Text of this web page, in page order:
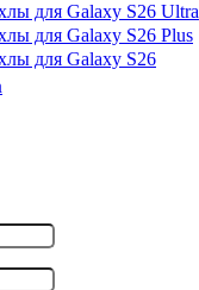
для Galaxy S26 Ultra
для Galaxy S26 Plus
для Galaxy S26